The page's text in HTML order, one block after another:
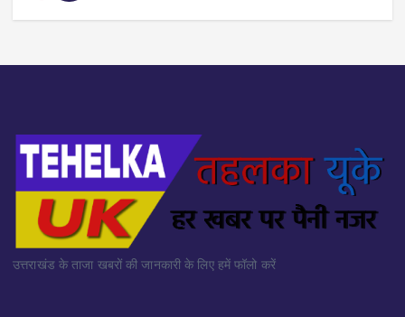
उत्तराखंड के ताजा खबरों की जानकारी के लिए हमें फॉलो करें